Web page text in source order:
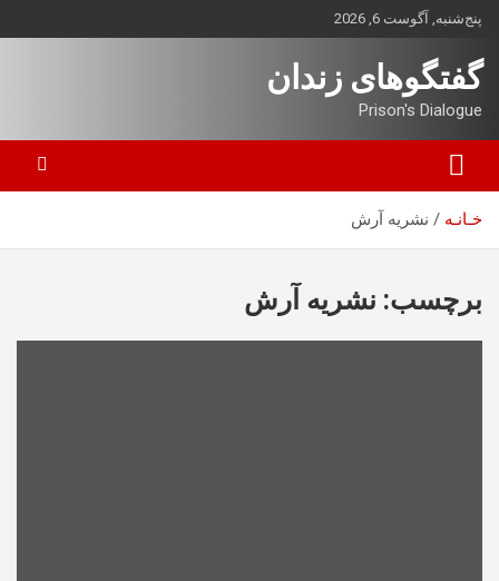
محتوا
بروید
پنج‌شنبه, آگوست 6, 2026
گفتگوهای زندان
Prison's Dialogue
خـانـه نشریه آرش
برچسب: نشریه آرش